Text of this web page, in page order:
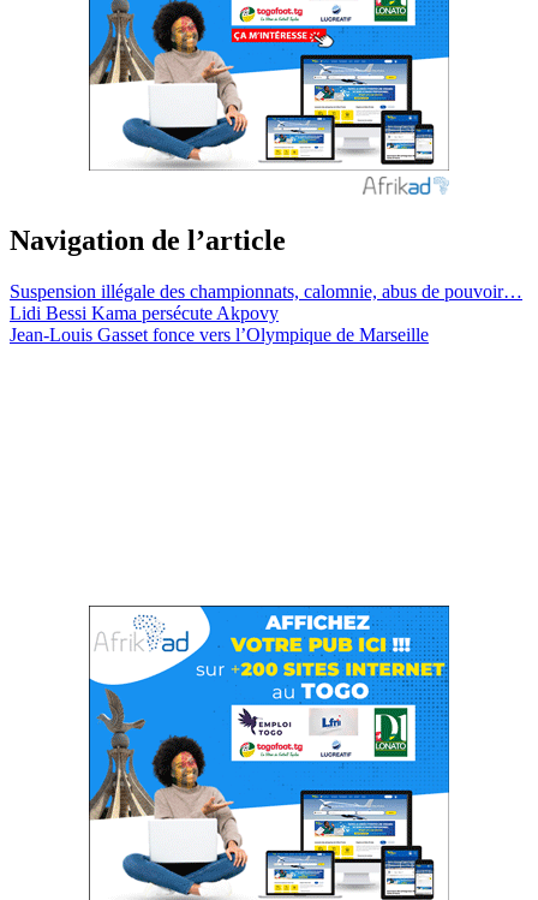
Navigation de l’article
Suspension illégale des championnats, calomnie, abus de pouvoir…
Lidi Bessi Kama persécute Akpovy
Jean-Louis Gasset fonce vers l’Olympique de Marseille